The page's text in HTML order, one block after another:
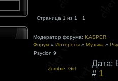
Страница 1 из 1 1
Модератор форума: KASPER
Форум » Интересы » Музыка »
Psyclon 9
Zombie_Girl
Дата:
# 1